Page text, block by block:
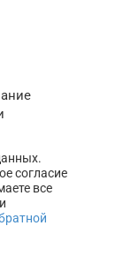
согласие
все